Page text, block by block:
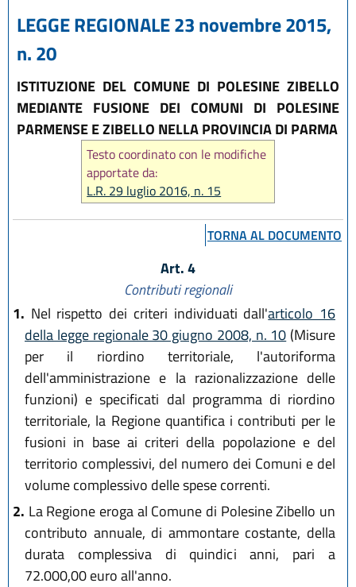
LEGGE REGIONALE 23 novembre 2015,
n. 20
ISTITUZIONE DEL COMUNE DI POLESINE ZIBELLO
MEDIANTE FUSIONE DEI COMUNI DI POLESINE
PARMENSE E ZIBELLO NELLA PROVINCIA DI PARMA
Testo coordinato con le modifiche
apportate da:
L.R. 29 luglio 2016, n. 15
TORNA AL DOCUMENTO
Art. 4
Contributi regionali
1. Nel rispetto dei criteri individuati dall'articolo 16
della legge regionale 30 giugno 2008, n. 10 (Misure
per il riordino territoriale, l'autoriforma
dell'amministrazione e la razionalizzazione delle
funzioni) e specificati dal programma di riordino
territoriale, la Regione quantifica i contributi per le
fusioni in base ai criteri della popolazione e del
territorio complessivi, del numero dei Comuni e del
volume complessivo delle spese correnti.
2. La Regione eroga al Comune di Polesine Zibello un
contributo annuale, di ammontare costante, della
durata complessiva di quindici anni, pari a
72.000,00 euro all'anno.